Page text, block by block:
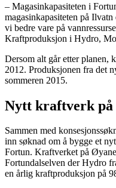
– Magasinkapasiteten i
magasinkapasiteten på
vi bedre vare på
Kraftproduksjon i Hydro,
Dersom alt går etter planen,
2012. Produksjonen fra det
sommeren 2015.
Nytt kraftverk på
Sammen med
inn søknad om å bygge et
Fortun. Kraftverket på
Fortundalselven der Hydro
en årlig kraftproduksjon på